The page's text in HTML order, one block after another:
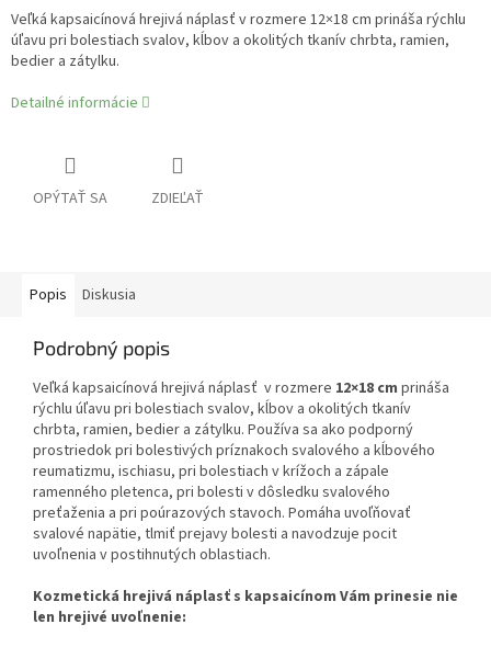
Veľká kapsaicínová hrejivá náplasť v rozmere 12×18 cm prináša rýchlu
úľavu pri bolestiach svalov, kĺbov a okolitých tkanív chrbta, ramien,
bedier a zátylku.
Detailné informácie
OPÝTAŤ SA ZDIEĽAŤ
Popis Diskusia
Podrobný popis
Veľká kapsaicínová hrejivá náplasť v rozmere 12×18 cm prináša
rýchlu úľavu pri bolestiach svalov, kĺbov a okolitých tkanív
chrbta, ramien, bedier a zátylku. Používa sa ako podporný
prostriedok pri bolestivých príznakoch svalového a kĺbového
reumatizmu, ischiasu, pri bolestiach v krížoch a zápale
ramenného pletenca, pri bolesti v dôsledku svalového
preťaženia a pri poúrazových stavoch. Pomáha uvoľňovať
svalové napätie, tlmiť prejavy bolesti a navodzuje pocit
uvoľnenia v postihnutých oblastiach.
Kozmetická hrejivá náplasť s kapsaicínom Vám prinesie nie
len hrejivé uvoľnenie: